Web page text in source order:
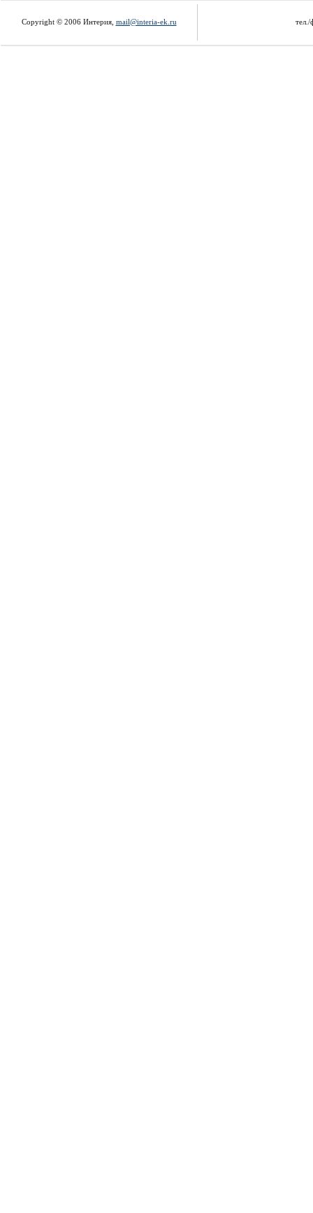
Copyright © 2006 Интерия, mail@interia-ek.ru